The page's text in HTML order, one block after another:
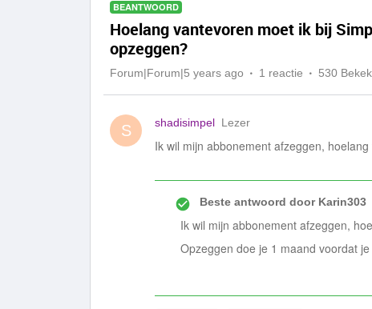
BEANTWOORD
Hoelang vantevoren moet ik bij
opzeggen?
Forum|Forum|5 years ago 1 reactie 530
S shadisimpel Lezer
Ik wil mijn abbonement afzeggen,
Beste antwoord doorKarin303
Ik wil mijn abbonement afzeggen,
Opzeggen doe je 1 maand voordat